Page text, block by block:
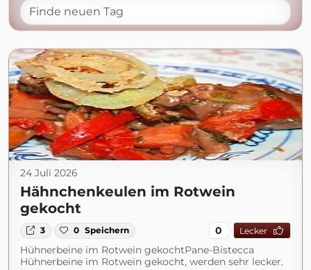
24 Juli 2026
Hähnchenkeulen im Rotwein
gekocht
3 0 Speichern 0 Lecker
Hühnerbeine im Rotwein gekochtPane-Bistecca
Hühnerbeine im Rotwein gekocht, werden sehr lecker.